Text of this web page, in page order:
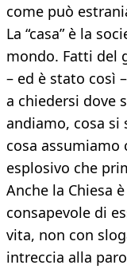
come può
La “casa” è la
mondo. Fatti del
– ed è stato così
a chiedersi dove
andiamo, cosa si
cosa assumiamo
esplosivo che
Anche la Chiesa
consapevole di
vita, non con
intreccia alla